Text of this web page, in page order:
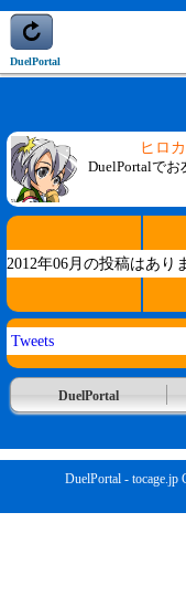
DuelPortal
ヒロカ
DuelPortalでお
2012年06月の投稿はあり
Tweets
DuelPortal
DuelPortal - tocage.jp